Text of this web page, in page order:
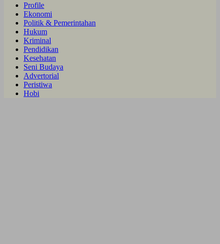
Profile
Ekonomi
Politik & Pemerintahan
Hukum
Kriminal
Pendidikan
Kesehatan
Seni Budaya
Advertorial
Peristiwa
Hobi